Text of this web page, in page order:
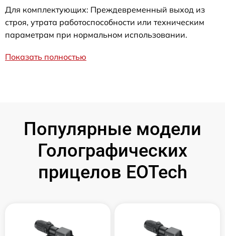
Для комплектующих: Преждевременный выход из
строя, утрата работоспособности или техническим
параметрам при нормальном использовании.
Показать полностью
Популярные модели
Голографических
прицелов EOTech